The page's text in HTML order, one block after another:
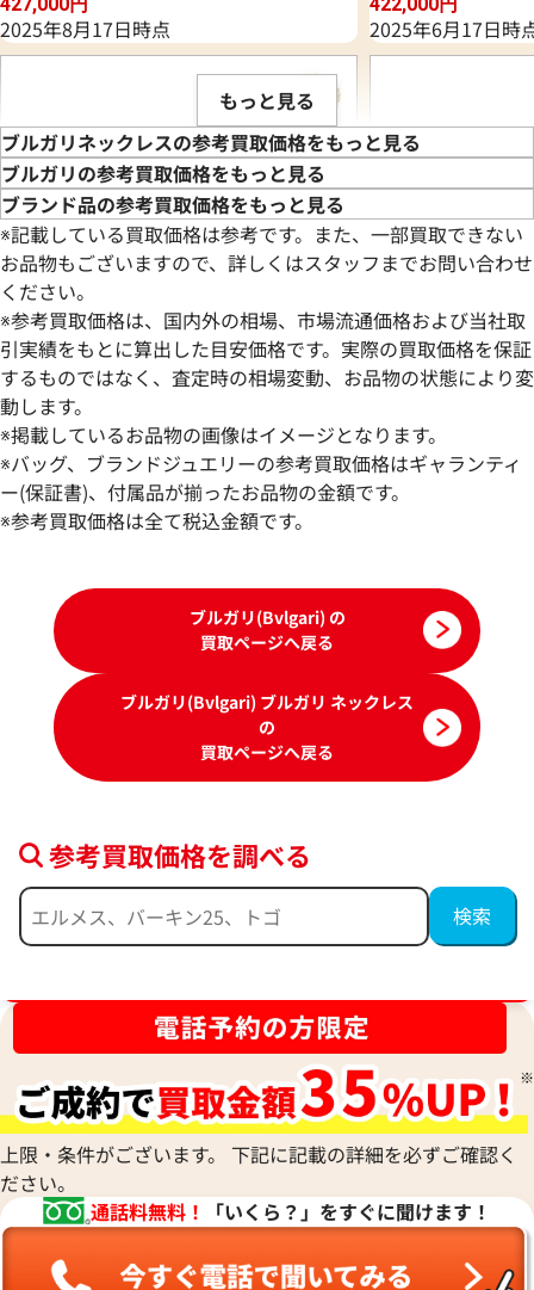
427,000円
2025年8月17日時点
422,000円
2025年6月17日時
ブルガリ パレンテシ ネックレス
参考買取価格
408,000円
2025年9月17日時点
ブルガリ ネックレ
参考買取価格
387,000
ブルガリ ディーヴァドリーム ネックレス
参考買取価格
2026年6月17日時点
ブルガリ ネックレ
参考買取価格
2026年4月17日時
もっと見る
ブルガリネックレスの参考買取価格をもっと見る
ブルガリの参考買取価格をもっと見る
ブランド品の参考買取価格をもっと見る
※記載している買取価格は参考です。また、一部買取できない
お品物もございますので、詳しくはスタッフまでお問い合わせ
ください。
※参考買取価格は、国内外の相場、市場流通価格および当社取
引実績をもとに算出した目安価格です。実際の買取価格を保証
するものではなく、査定時の相場変動、お品物の状態により変
動します。
※掲載しているお品物の画像はイメージとなります。
※バッグ、ブランドジュエリーの参考買取価格はギャランティ
ー(保証書)、付属品が揃ったお品物の金額です。
※参考買取価格は全て税込金額です。
ブルガリ(Bvlgari) の
買取ページへ戻る
ブルガリ(Bvlgari) ブルガリ ネックレス
の
買取ページへ戻る
参考買取価格を調べる
上限・条件がございます。 下記に記載の詳細を必ずご確認く
ださい。
通話料無料！
「いくら？」をすぐに聞けます！